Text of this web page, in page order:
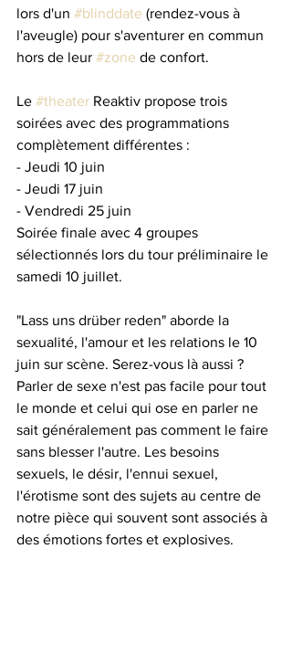
lors d'un #blinddate (rendez-vous à
l'aveugle) pour s'aventurer en commun
hors de leur #zone de confort.
Le #theater Reaktiv propose trois
soirées avec des programmations
complètement différentes :
- Jeudi 10 juin
- Jeudi 17 juin
- Vendredi 25 juin
Soirée finale avec 4 groupes
sélectionnés lors du tour préliminaire le
samedi 10 juillet.
"Lass uns drüber reden" aborde la
sexualité, l'amour et les relations le 10
juin sur scène. Serez-vous là aussi ?
Parler de sexe n'est pas facile pour tout
le monde et celui qui ose en parler ne
sait généralement pas comment le faire
sans blesser l'autre. Les besoins
sexuels, le désir, l'ennui sexuel,
l'érotisme sont des sujets au centre de
notre pièce qui souvent sont associés à
des émotions fortes et explosives.